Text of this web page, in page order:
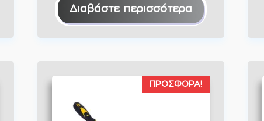
€9,20. είναι:
Διαβάστε περισσότερα
ΠΡΟΣΦΟΡΆ!